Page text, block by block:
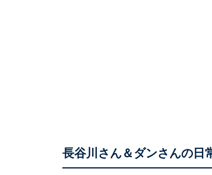
長谷川さん＆ダンさんの日